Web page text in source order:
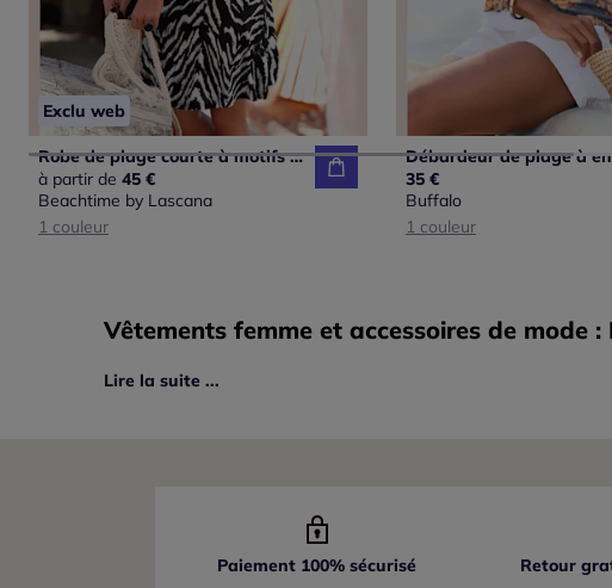
Exclu web
Robe de plage courte à motifs animaliers décontractée
à partir de 45 €
Beachtime by Lascana
1 couleur
35 €
Buffalo
1 couleur
Vêtements femme et accessoires de mode
Lire la suite ...
Paiement 100% sécurisé Retour